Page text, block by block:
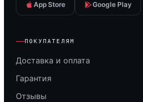
App Store Google Play
ПОКУПАТЕЛЯМ
Доставка и оплата
Гарантия
Отзывы